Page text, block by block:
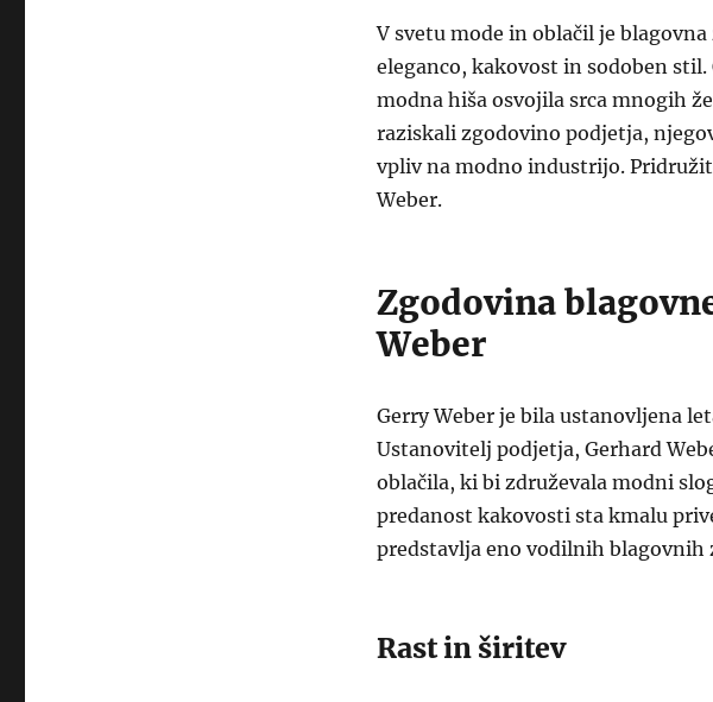
V svetu mode in oblačil je
eleganco, kakovost in sodoben
modna hiša osvojila srca mnogih
raziskali zgodovino podjetja,
vpliv na modno industrijo.
Weber.
Zgodovina
Weber
Gerry Weber je bila ustanovljena
Ustanovitelj podjetja, Gerhard
oblačila, ki bi združevala modni
predanost kakovosti sta kmalu
predstavlja eno vodilnih blagovnih
Rast in širitev